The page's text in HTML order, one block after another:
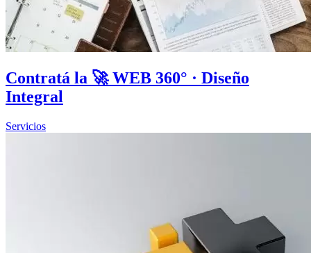
Contratá la 🚀 WEB 360° · Diseño
Integral
Servicios